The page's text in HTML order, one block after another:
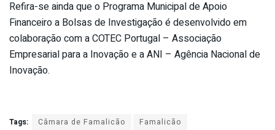
Refira-se ainda que o Programa Municipal de Apoio
Financeiro a Bolsas de Investigação é desenvolvido em
colaboração com a COTEC Portugal – Associação
Empresarial para a Inovação e a ANI – Agência Nacional de
Inovação.
Tags: Câmara de Famalicão Famalicão